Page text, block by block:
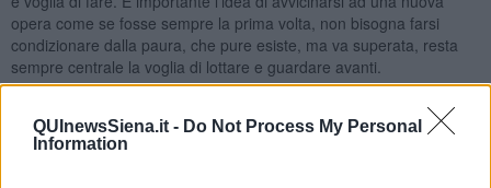
QUInewsSiena.it - Do Not Process My Personal
Information
opera come se fosse sempre la prima volta, non bisogna farsi
condizionare dalla paura, che pure esiste, ma va superata, resta
sempre centrale la voglia di lottare e guardare avanti.
dimensioni? Passi con naturalezza dal piccolo formato a
dimensioni quasi museali.